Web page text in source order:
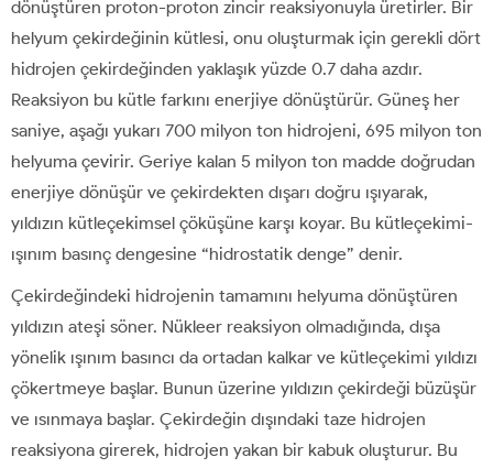
dönüştüren proton-proton zincir reaksiyonuyla üretirler. Bir
helyum çekirdeğinin kütlesi, onu oluşturmak için gerekli dört
hidrojen çekirdeğinden yaklaşık yüzde 0.7 daha azdır.
Reaksiyon bu kütle farkını enerjiye dönüştürür. Güneş her
saniye, aşağı yukarı 700 milyon ton hidrojeni, 695 milyon ton
helyuma çevirir. Geriye kalan 5 milyon ton madde doğrudan
enerjiye dönüşür ve çekirdekten dışarı doğru ışıyarak,
yıldızın kütleçekimsel çöküşüne karşı koyar. Bu kütleçekimi-
ışınım basınç dengesine “hidrostatik denge” denir.
Çekirdeğindeki hidrojenin tamamını helyuma dönüştüren
yıldızın ateşi söner. Nükleer reaksiyon olmadığında, dışa
yönelik ışınım basıncı da ortadan kalkar ve kütleçekimi yıldızı
çökertmeye başlar. Bunun üzerine yıldızın çekirdeği büzüşür
ve ısınmaya başlar. Çekirdeğin dışındaki taze hidrojen
reaksiyona girerek, hidrojen yakan bir kabuk oluşturur. Bu